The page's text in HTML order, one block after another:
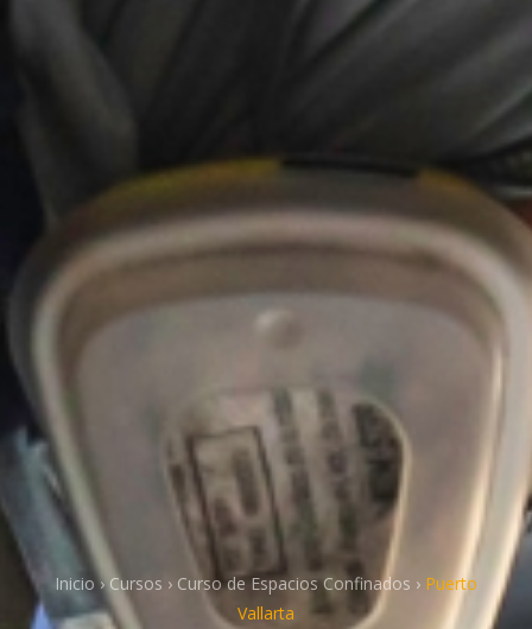
Inicio›Cursos › Curso de Espacios Confinados › Puerto
Vallarta